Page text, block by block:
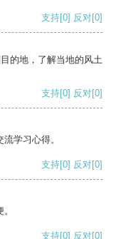
支持[0] 反对[0]
的地，了解当地的风土
支持[0] 反对[0]
学习心得。
支持[0] 反对[0]
支持[0] 反对[0]